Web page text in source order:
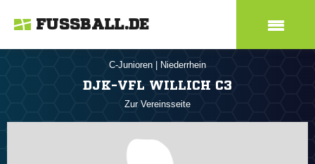
FUSSBALL.DE
C-Junioren Niederrhein
DJK-VFL WILLICH C3
Zur Vereinsseite